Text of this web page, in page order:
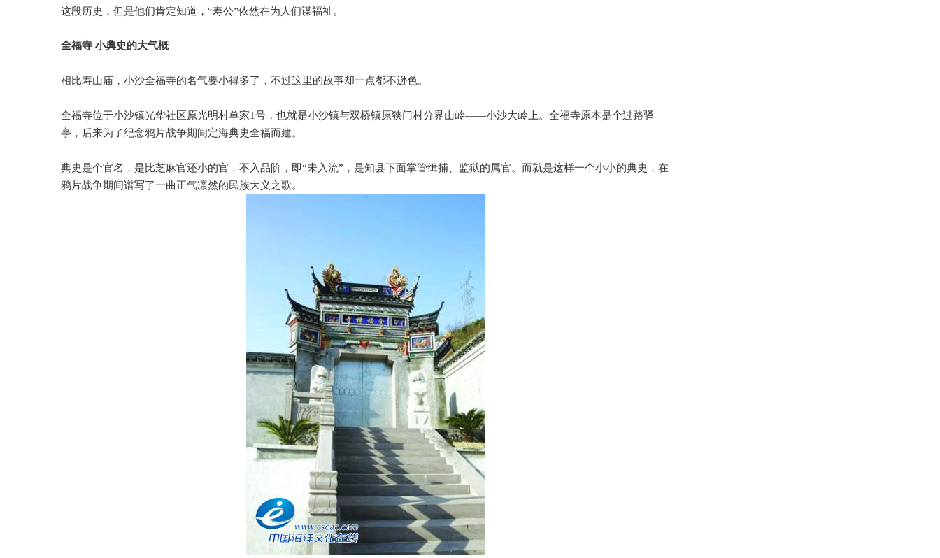
这段历史，但是他们肯定知道， “寿公”依然在为人们谋福祉。
全福寺 小典史的大气概
相比寿山庙，小沙全福寺的名气要小得多了，不过这里的故事却一点都不逊色。
全福寺位于小沙镇光华社区原光明村单家1号，也就是小沙镇与双桥镇原狭门村分界山岭——小沙大岭上。全福寺原本是个过路驿
亭，后来为了纪念鸦片战争期间定海典史全福而建。
典史是个官名，是比芝麻官还小的官，不入品阶，即“未入流” ，是知县下面掌管缉捕、监狱的属官。而就是这样一个小小的典史，在
鸦片战争期间谱写了一曲正气凛然的民族大义之歌。